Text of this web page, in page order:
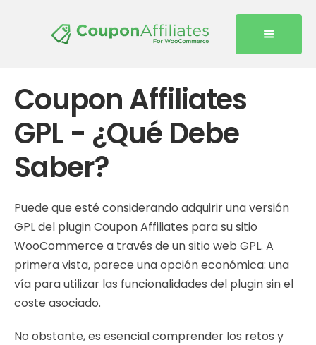
Coupon Affiliates
GPL - ¿Qué Debe
Saber?
Puede que esté considerando adquirir una versión
GPL del plugin Coupon Affiliates para su sitio
WooCommerce a través de un sitio web GPL. A
primera vista, parece una opción económica: una
vía para utilizar las funcionalidades del plugin sin el
coste asociado.
No obstante, es esencial comprender los retos y